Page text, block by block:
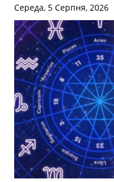
Середа, 5 Серпня, 2026